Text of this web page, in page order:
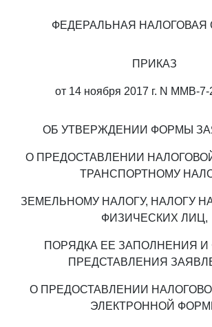
ФЕДЕРАЛЬНАЯ НАЛОГОВАЯ
ПРИКАЗ
от 14 ноября 2017 г. N ММВ-7-
ОБ УТВЕРЖДЕНИИ ФОРМЫ
О ПРЕДОСТАВЛЕНИИ
ТРАНСПОРТНОМУ
ЗЕМЕЛЬНОМУ НАЛОГУ, НАЛОГУ
ФИЗИЧЕСКИХ ЛИЦ,
ПОРЯДКА ЕЕ ЗАПОЛНЕНИЯ И
ПРЕДСТАВЛЕНИЯ
О ПРЕДОСТАВЛЕНИИ
ЭЛЕКТРОННОЙ